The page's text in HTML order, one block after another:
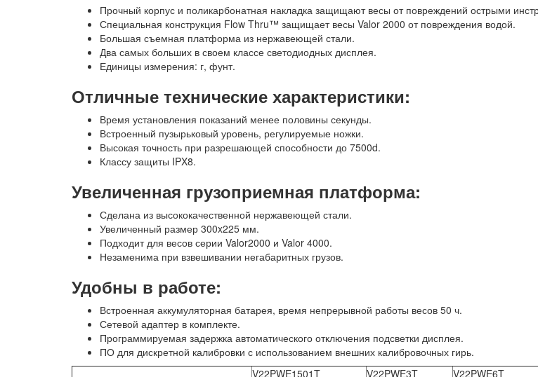
Прочный корпус и поликарбонатная накладка защищают весы от повреждений острыми
Специальная конструкция Flow Thru™ защищает весы Valor 2000 от повреждения водой.
Большая съемная платформа из нержавеющей стали.
Два самых больших в своем классе светодиодных дисплея.
Единицы измерения: г, фунт.
Отличные технические характеристики:
Время установления показаний менее половины секунды.
Встроенный пузырьковый уровень, регулируемые ножки.
Высокая точность при разрешающей способности до 7500d.
Классу защиты IPX8.
Увеличенная грузоприемная платформа:
Сделана из высококачественной нержавеющей стали.
Увеличенный размер 300x225 мм.
Подходит для весов серии Valor2000 и Valor 4000.
Незаменима при взвешивании негабаритных грузов.
Удобны в работе:
Встроенная аккумуляторная батарея, время непрерывной работы весов 50 ч.
Сетевой адаптер в комплекте.
Программируемая задержка автоматического отключения подсветки дисплея.
ПО для дискретной калибровки с использованием внешних калибровочных гирь.
V22PWE1501T
V22PWE3T
V22PWE6T